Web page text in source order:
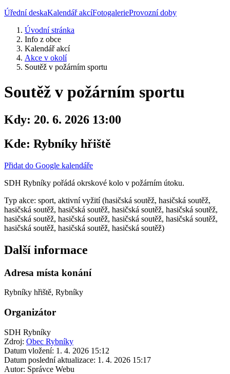
Úřední deskaKalendář akcíFotogalerieProvozní doby
Úvodní stránka
Info z obce
Kalendář akcí
Akce v okolí
Soutěž v požárním sportu
Soutěž v požárním sportu
Kdy: 20. 6. 2026 13:00
Kde: Rybníky hřiště
Přidat do Google kalendáře
SDH Rybníky pořádá okrskové kolo v požárním útoku.
Typ akce: sport, aktivní vyžití (hasičská soutěž, hasičská soutěž,
hasičská soutěž, hasičská soutěž, hasičská soutěž, hasičská soutěž,
hasičská soutěž, hasičská soutěž, hasičská soutěž, hasičská soutěž,
hasičská soutěž, hasičská soutěž, hasičská soutěž)
Další informace
Adresa místa konání
Rybníky hřiště, Rybníky
Organizátor
SDH Rybníky
Zdroj: Obec Rybníky
Datum vložení: 1. 4. 2026 15:12
Datum poslední aktualizace: 1. 4. 2026 15:17
Autor: Správce Webu